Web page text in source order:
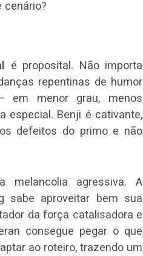
cenário?
é proposital. Não importa
repentinas de humor
em menor grau, menos
especial. Benji é cativante,
defeitos do primo e não
melancolia agressiva. A
sabe aproveitar bem sua
da força catalisadora e
consegue pegar o que
ao roteiro, trazendo um